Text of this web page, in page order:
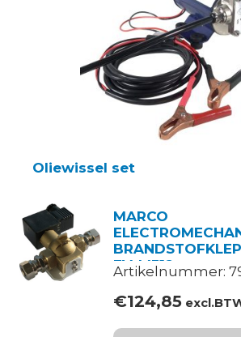
Oliewissel set
MARCO
EV-M312
Artikelnummer:
€124,85